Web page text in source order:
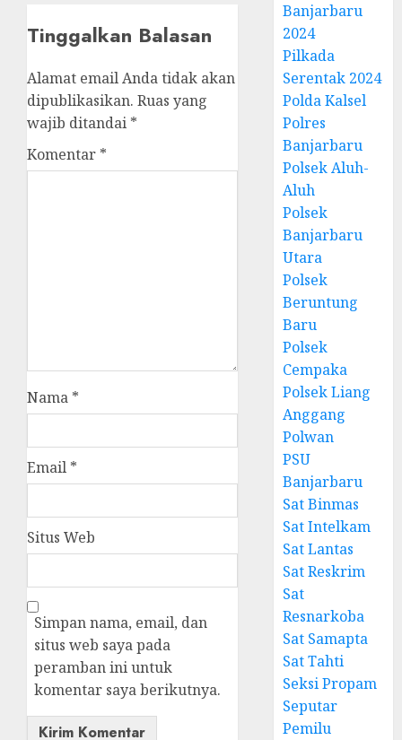
Tinggalkan Balasan
Alamat email Anda tidak akan
dipublikasikan. Ruas yang
wajib ditandai *
Komentar *
Nama *
Email *
Situs Web
Simpan nama, email, dan
situs web saya pada
peramban ini untuk
komentar saya berikutnya.
Banjarbaru
2024
Pilkada
Serentak 2024
Polda Kalsel
Polres
Banjarbaru
Polsek Aluh-
Aluh
Polsek
Banjarbaru
Utara
Polsek
Beruntung
Baru
Polsek
Cempaka
Polsek Liang
Anggang
Polwan
PSU
Banjarbaru
Sat Binmas
Sat Intelkam
Sat Lantas
Sat Reskrim
Sat
Resnarkoba
Sat Samapta
Sat Tahti
Seksi Propam
Seputar
Pemilu